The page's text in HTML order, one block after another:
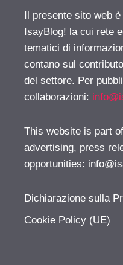
Il presente sito web
IsayBlog! la cui rete
tematici di
contano sul
del settore. Per
collaborazioni:
This website is part
advertising, press
opportunities:
Dichiarazione sulla
Cookie Policy (UE)